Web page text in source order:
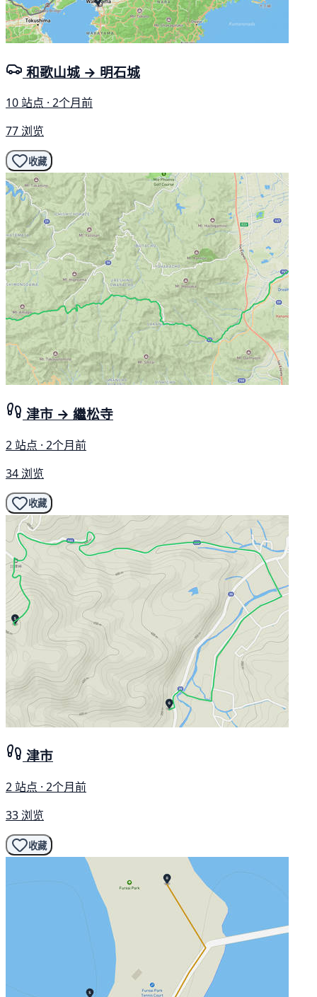
和歌山城 → 明石城
10 站点 · 2个月前
77 浏览
收藏
津市 → 繼松寺
2 站点 · 2个月前
34 浏览
收藏
津市
2 站点 · 2个月前
33 浏览
收藏